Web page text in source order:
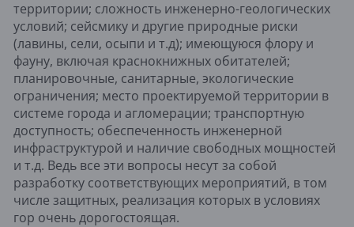
территории; сложность инженерно-геологических
условий; сейсмику и другие природные риски
(лавины, сели, осыпи и т.д); имеющуюся флору и
фауну, включая краснокнижных обитателей;
планировочные, санитарные, экологические
ограничения; место проектируемой территории в
системе города и агломерации; транспортную
доступность; обеспеченность инженерной
инфраструктурой и наличие свободных мощностей
и т.д. Ведь все эти вопросы несут за собой
разработку соответствующих мероприятий, в том
числе защитных, реализация которых в условиях
гор очень дорогостоящая.